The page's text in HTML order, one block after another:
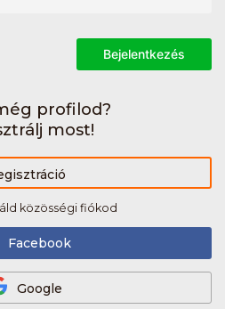
Bejelentkezés
profilod?
most!
közösségi fiókod
Facebook
Google